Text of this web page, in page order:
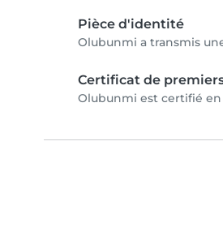
Pièce d'identité
Olubunmi a transmis
Certificat de
Olubunmi est certifié